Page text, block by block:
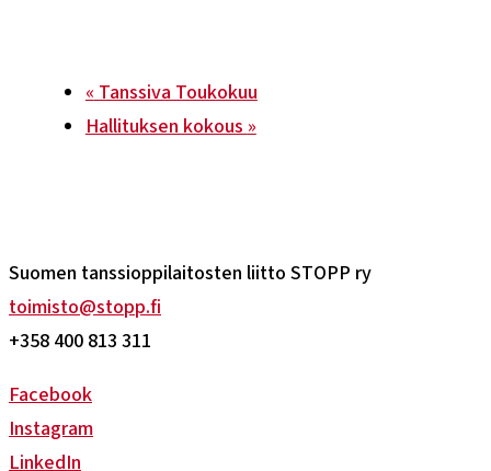
« Tanssiva Toukokuu
Hallituksen kokous »
Suomen tanssioppilaitosten liitto STOPP ry
toimisto@stopp.fi
+358 400 813 311
Facebook
Instagram
LinkedIn